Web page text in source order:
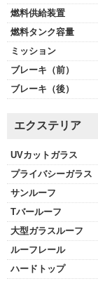
燃料供給装置
燃料タンク容量
ミッション
ブレーキ（前）
ブレーキ（後）
エクステリア
UVカットガラス
プライバシーガラス
サンルーフ
Tバールーフ
大型ガラスルーフ
ルーフレール
ハードトップ